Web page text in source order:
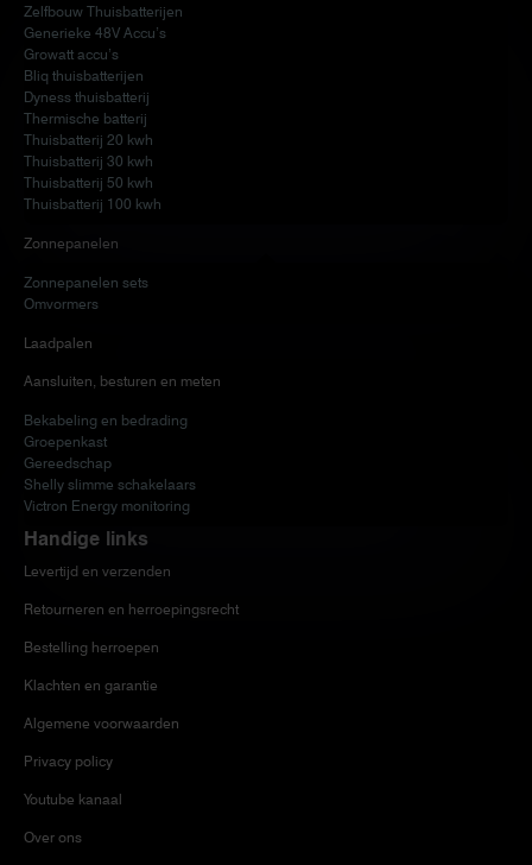
Zelfbouw Thuisbatterijen
Generieke 48V Accu’s
Growatt accu’s
Bliq thuisbatterijen
Dyness thuisbatterij
Thermische batterij
Thuisbatterij 20 kwh
Thuisbatterij 30 kwh
Thuisbatterij 50 kwh
Thuisbatterij 100 kwh
Zonnepanelen
Zonnepanelen sets
Omvormers
Laadpalen
Aansluiten, besturen en meten
Bekabeling en bedrading
Groepenkast
Gereedschap
Shelly slimme schakelaars
Victron Energy monitoring
Handige links
Levertijd en verzenden
Retourneren en herroepingsrecht
Bestelling herroepen
Klachten en garantie
Algemene voorwaarden
Privacy policy
Youtube kanaal
Over ons